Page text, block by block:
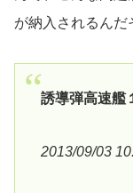
が納入されるんだ
誘導弾高速艦
2013/09/03